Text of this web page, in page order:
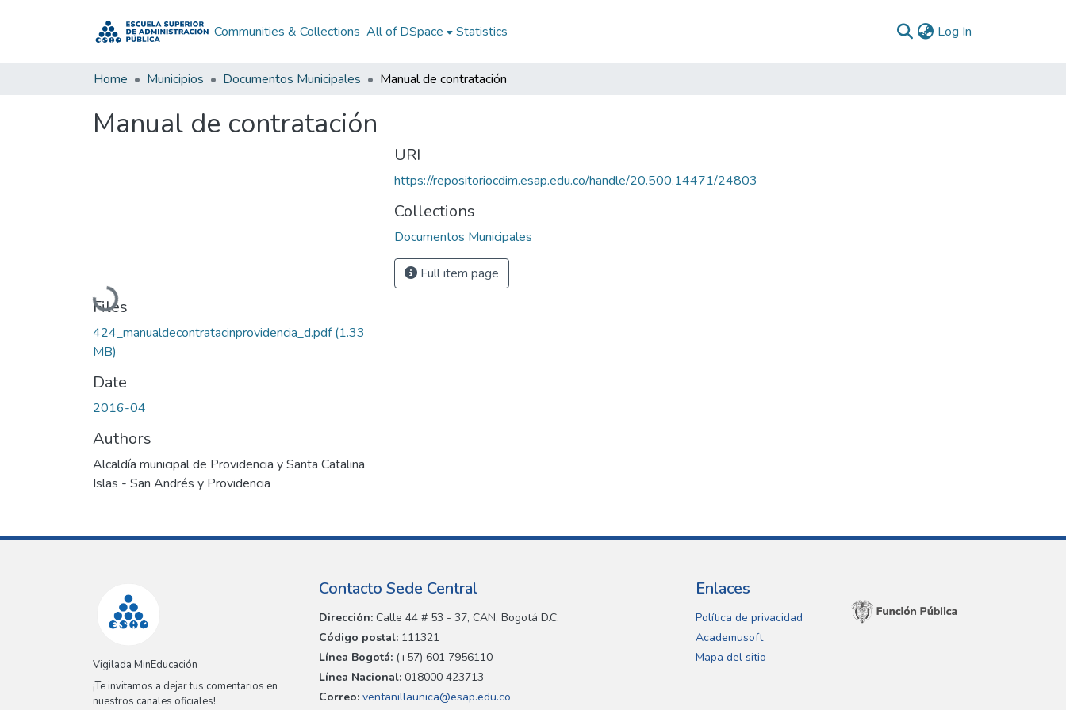
Communities & Collections All of DSpace Statistics Log In
Home Municipios Documentos Municipales Manual de contratación
Manual de contratación
Loading...
Files
424_manualdecontratacinprovidencia_d.pdf(1.33
MB)
Date
2016-04
Authors
Alcaldía municipal de Providencia y Santa Catalina
Islas - San Andrés y Providencia
URI
https://repositoriocdim.esap.edu.co/handle/20.500.14471/24803
Collections
Documentos Municipales
Full item page
Vigilada MinEducación
¡Te invitamos a dejar tus comentarios en
nuestros canales oficiales!
Contacto Sede Central
Dirección: Calle 44 # 53 - 37, CAN, Bogotá D.C.
Código postal: 111321
Línea Bogotá: (+57) 601 7956110
Línea Nacional: 018000 423713
Correo: ventanillaunica@esap.edu.co
Enlaces
Política de privacidad
Academusoft
Mapa del sitio